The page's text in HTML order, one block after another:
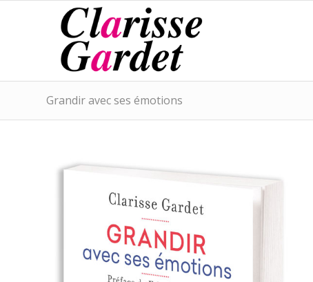
Grandir avec ses émotions